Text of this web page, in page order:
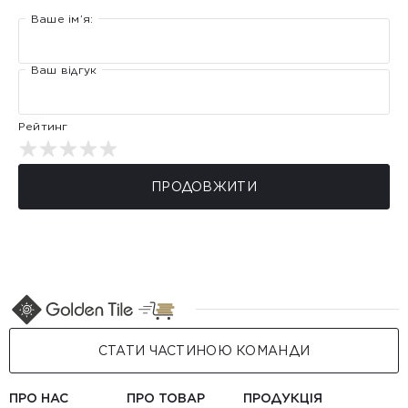
Ваше ім’я:
Ваш відгук
Рейтинг
ПРОДОВЖИТИ
СТАТИ ЧАСТИНОЮ КОМАНДИ
ПРО НАС ПРО ТОВАР ПРОДУКЦІЯ